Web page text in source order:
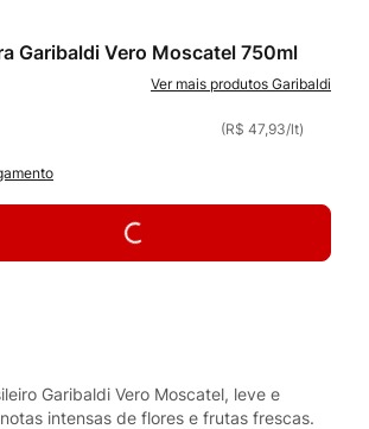
Garibaldi Vero Moscatel 750ml
Garibaldi
(R$ 47,93/lt)
Garibaldi Vero Moscatel, leve e
intensas de flores e frutas frescas.